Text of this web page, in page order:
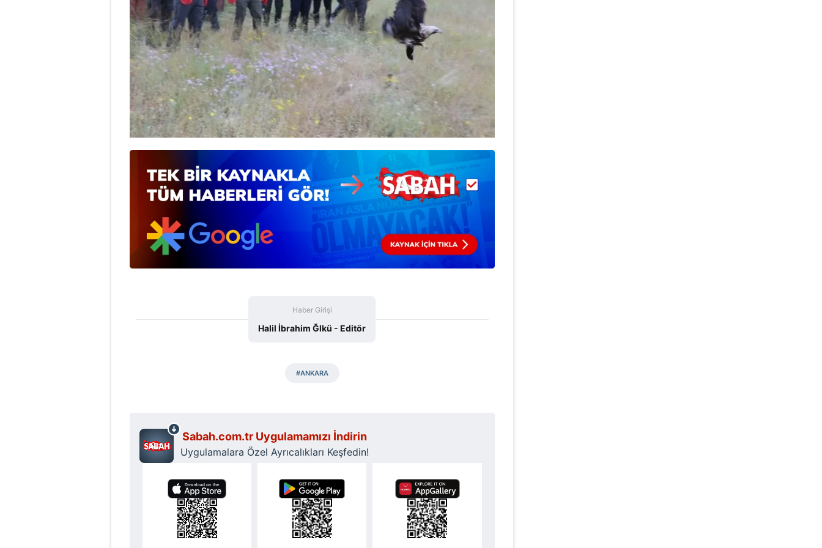
mevzuata uygun olarak kullanılan çerezlerle ilgili bilgi almak için lütfen
Haber Girişi
Halil İbrahim Ğlkü - Editör
#ANKARA
Sabah.com.tr Uygulamamızı İndirin
Uygulamalara Özel Ayrıcalıkları Keşfedin!